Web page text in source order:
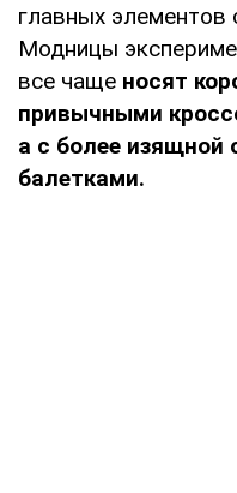
главных элементов
Модницы
все чаще носят
привычными
а с более изящной
балетками.